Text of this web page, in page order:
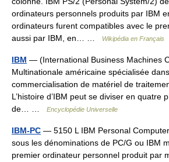
ordinateurs personnels produits par IBM
ordinateurs furent compatibles avec le
aussi par IBM, en… …
Wikipédia en Français
IBM — (International Business Machines
Multinationale américaine spécialisée
commercialisation de matériel de
L’histoire d’IBM peut se diviser en quatre
de… …
Encyclopédie Universelle
IBM-PC — 5150 L IBM Personal
sous les dénominations de PC/G ou IBM
premier ordinateur personnel produit par